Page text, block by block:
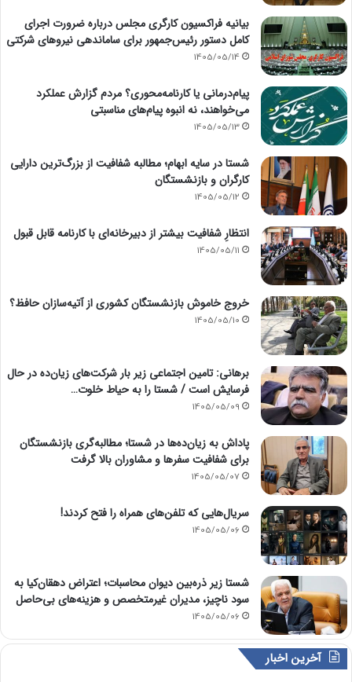
بیانیه فراکسیون کارگری مجلس درباره ضرورت اجرای
کامل دستور رئیس‌جمهور برای ساماندهی نیروهای شرکتی
1405/05/14
پیام‌درمانی یا کارنامه‌محوری؟ مردم گزارش عملکرد
می‌خواهند، نه انبوه پیام‌های مناسبتی
1405/05/13
شستا در سایه ابهام؛ مطالبه شفافیت از بزرگ‌ترین دارایی
کارگران و بازنشستگان
1405/05/12
انتظارِ شفافیت بیشتر از دبیرخانه‌ای با کارنامه قابل قبول
1405/05/11
خروج خاموش بازنشستگان کشوری از آتیه‌سازان حافظ؟
1405/05/10
برهانی: تامین اجتماعی زیر بار شرکت‌های زیان‌ده در حال
فرسایش است / شستا را به حیاط خلوت…
1405/05/09
پاداش به زیان‌ده‌ها در شستا؛ مطالبه‌گری بازنشستگان
برای شفافیت سفرها و مشاوران بالا گرفت
1405/05/07
سریال‌هایی که تلفن‌های همراه را فتح کردند!
1405/05/06
شستا زیر ذره‌بین دیوان محاسبات؛ اعتراض دهقان‌کیا به
سود ناچیز، مدیران غیرمتخصص و هزینه‌های بی‌حاصل
1405/05/06
آخرین اخبار